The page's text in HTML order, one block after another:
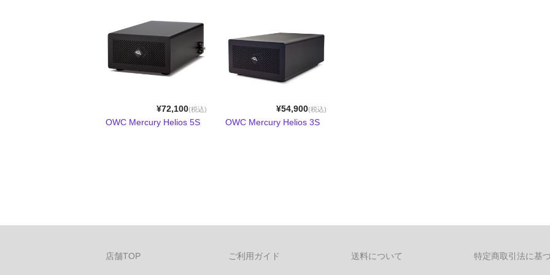
¥72,100(税込)
OWC Mercury Helios 5S
¥54,900(税込)
OWC Mercury Helios 3S
店舗TOP ご利用ガイド 送料について 特定商取引法に基